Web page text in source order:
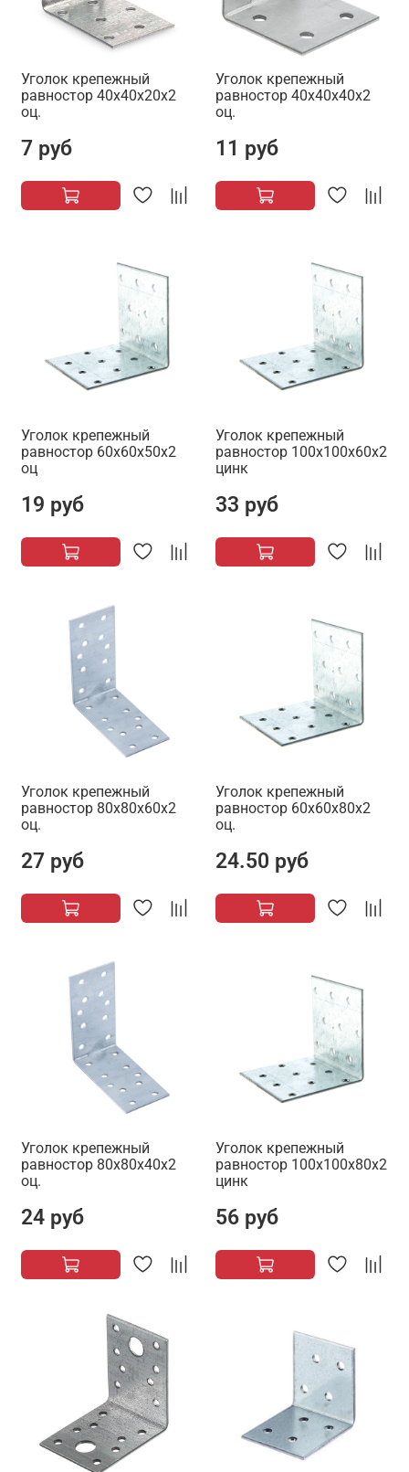
Уголок крепежный
равностор 40х40х20х2
оц.
7 руб
Уголок крепежный
равностор 40х40х40х2
оц.
11 руб
Уголок крепежный
равностор 60х60х50х2
оц
19 руб
Уголок крепежный
равностор 100х100х60х2
цинк
33 руб
Уголок крепежный
равностор 80х80х60х2
оц.
27 руб
Уголок крепежный
равностор 60х60х80х2
оц.
24.50 руб
Уголок крепежный
равностор 80х80х40х2
оц.
24 руб
Уголок крепежный
равностор 100х100х80х2
цинк
56 руб